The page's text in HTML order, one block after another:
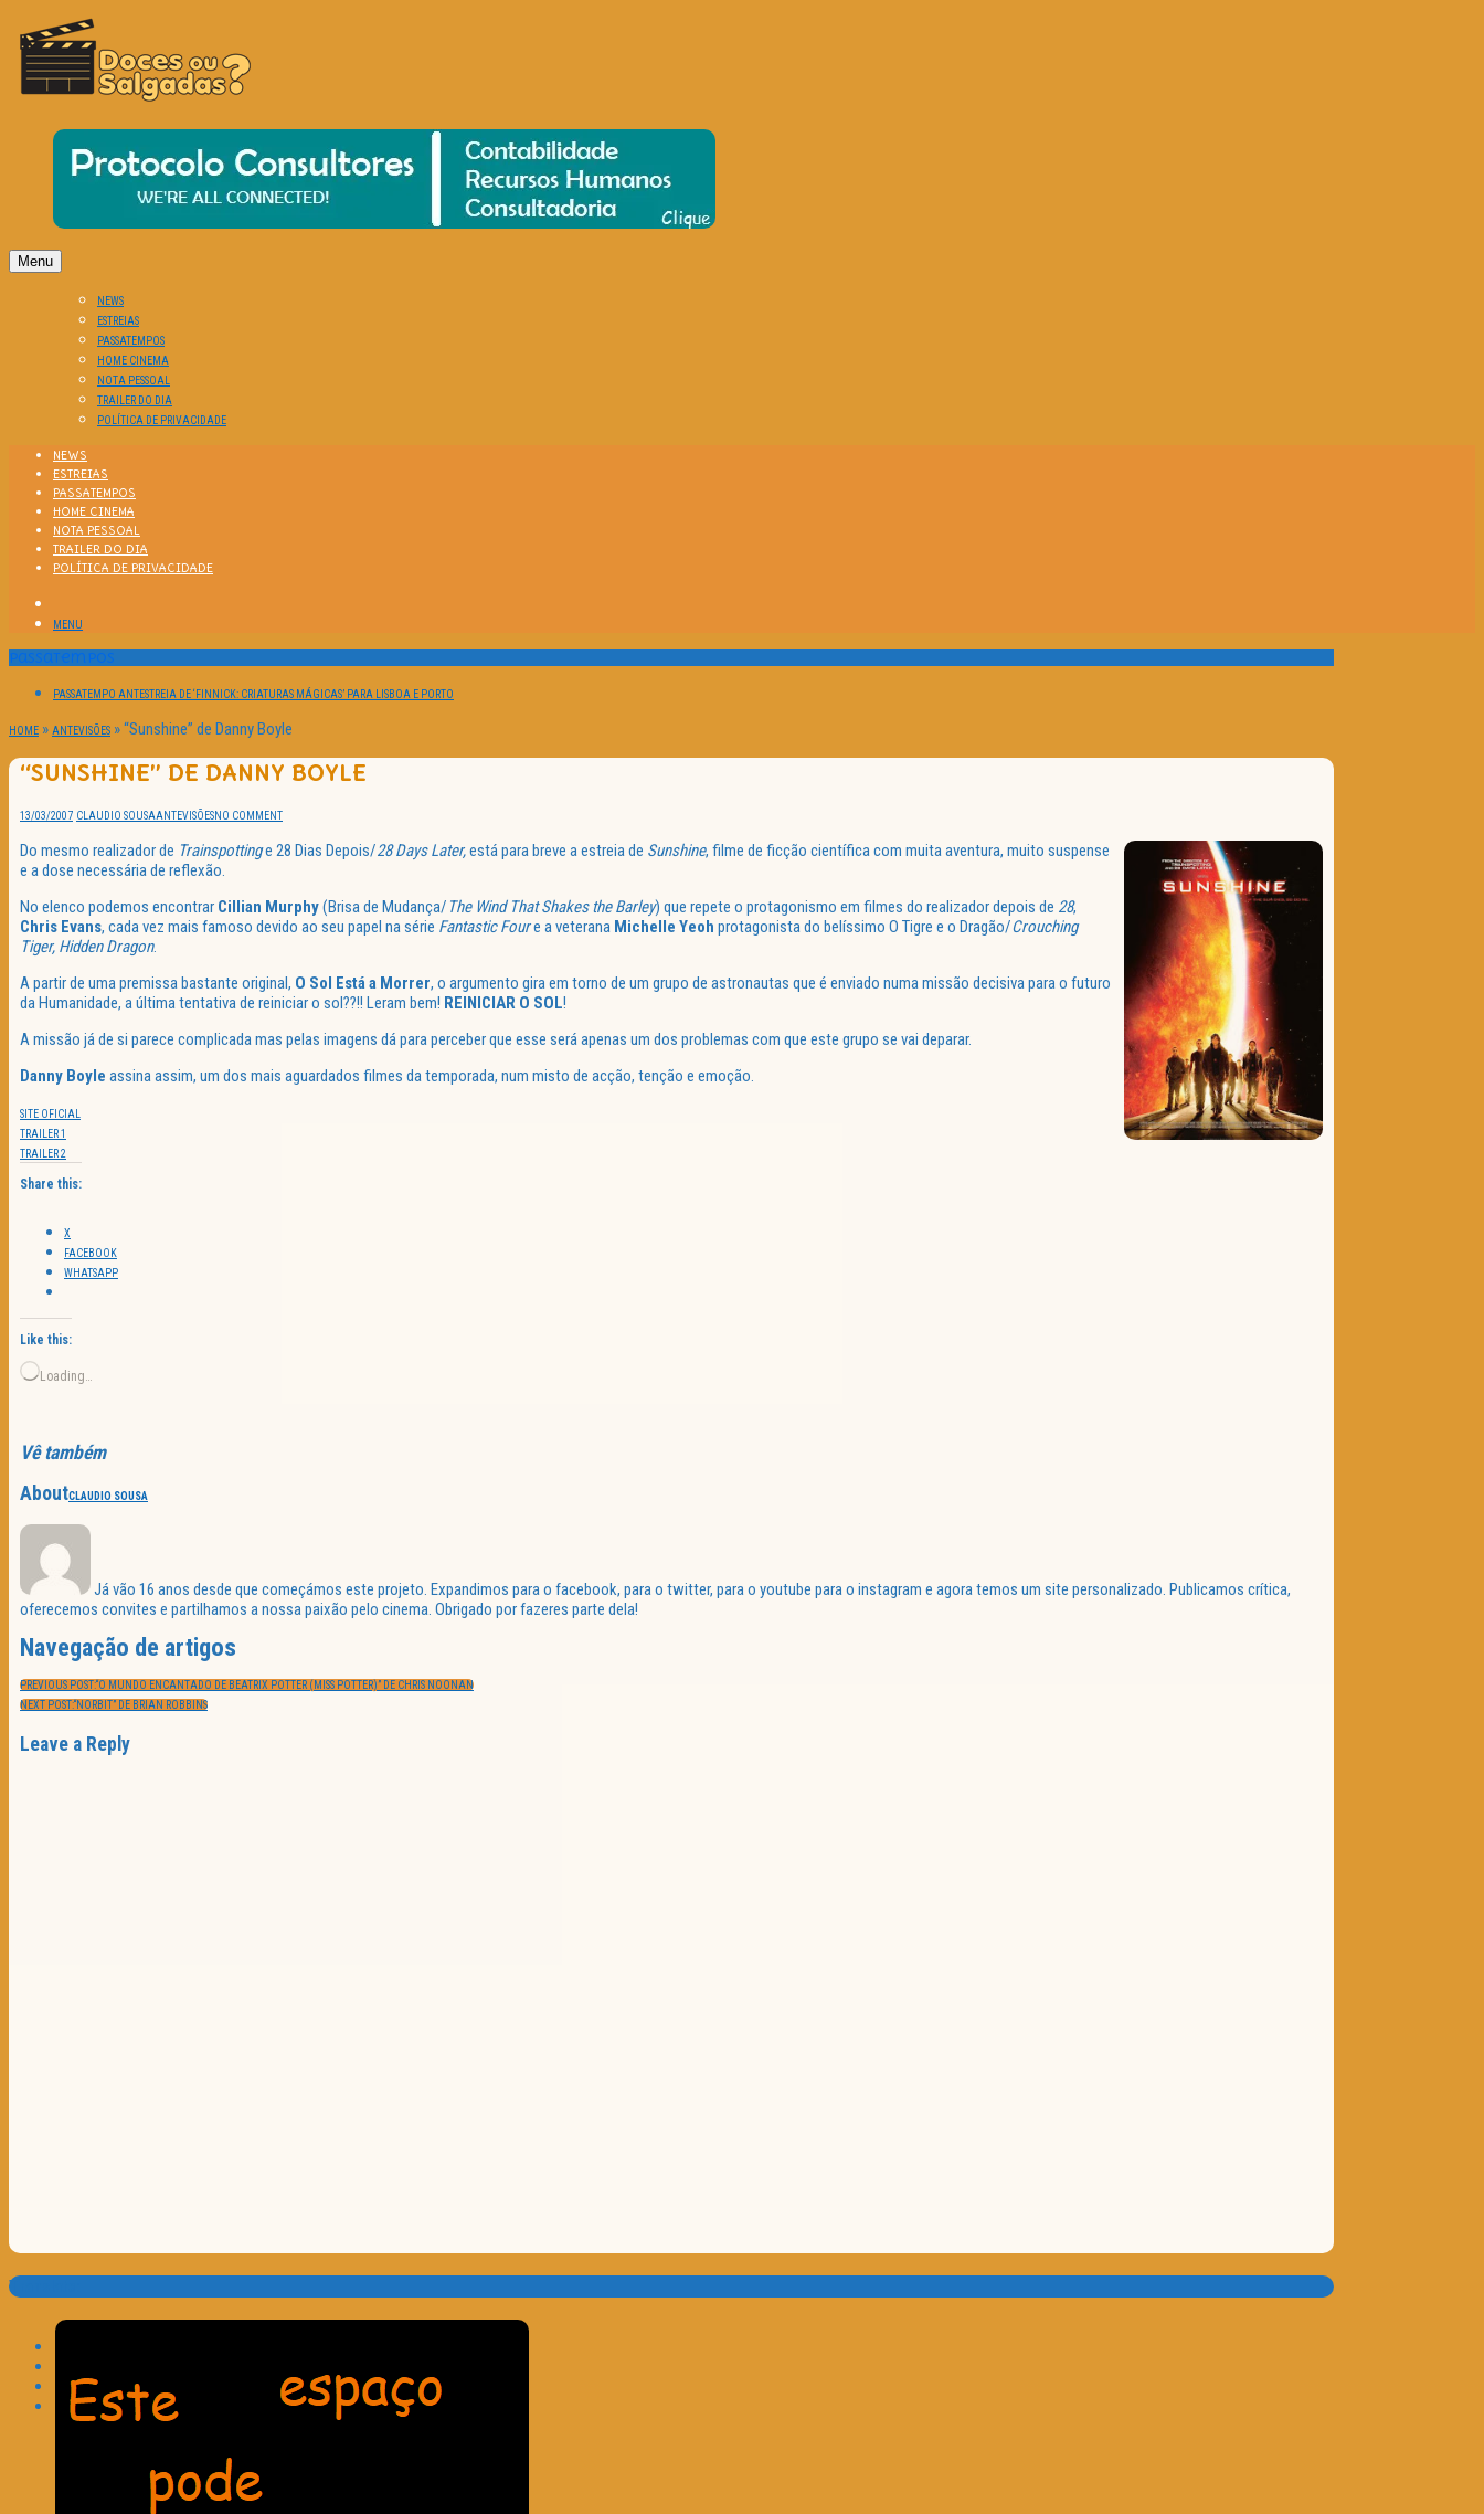
DOCES OU SALGADAS?
O Cinema? Uma Paixão!!
Menu
NEWS
ESTREIAS
PASSATEMPOS
HOME CINEMA
NOTA PESSOAL
TRAILER DO DIA
POLÍTICA DE PRIVACIDADE
NEWS
ESTREIAS
PASSATEMPOS
HOME CINEMA
NOTA PESSOAL
TRAILER DO DIA
POLÍTICA DE PRIVACIDADE
MENU
Passatempos
PASSATEMPO ANTESTREIA DE ‘FINNICK: CRIATURAS MÁGICAS’ PARA LISBOA E PORTO
HOME » ANTEVISÕES »“Sunshine” de Danny Boyle
“SUNSHINE” DE DANNY BOYLE
13/03/2007 CLAUDIO SOUSAANTEVISÕESNO COMMENT
Do mesmo realizador de Trainspottinge 28 Dias Depois/28 Days Later,está para breve a estreia de Sunshine, filme de ficção científica com muita aventura, muito suspense
e a dose necessária de reflexão.
No elenco podemos encontrar Cillian Murphy(Brisa de Mudança/ The Wind That Shakes the Barley) que repete o protagonismo em filmes do realizador depois de 28,
Chris Evans, cada vez mais famoso devido ao seu papel na série Fantastic Foure a veterana Michelle Yeoh protagonista do belíssimo O Tigre e o Dragão/Crouching
Tiger, Hidden Dragon.
A partir de uma premissa bastante original, O Sol Está a Morrer, o argumento gira em torno de um grupo de astronautas que é enviado numa missão decisiva para o futuro
da Humanidade, a última tentativa de reiniciar o sol??!! Leram bem! REINICIAR O SOL!
A missão já de si parece complicada mas pelas imagens dá para perceber que esse será apenas um dos problemas com que este grupo se vai deparar.
Danny Boyle assina assim, um dos mais aguardados filmes da temporada, num misto de acção, tenção e emoção.
SITE OFICIAL
TRAILER 1
TRAILER 2
Share this:
X
FACEBOOK
WHATSAPP
Like this:
Loading…
Vê também
AboutCLAUDIO SOUSA
Já vão 16 anos desde que começámos este projeto. Expandimos para o facebook, para o twitter, para o youtube para o instagram e agora temos um site personalizado. Publicamos crítica,
oferecemos convites e partilhamos a nossa paixão pelo cinema. Obrigado por fazeres parte dela!
Navegação de artigos
PREVIOUS POST:“O MUNDO ENCANTADO DE BEATRIX POTTER (MISS POTTER)” DE CHRIS NOONAN
NEXT POST:“NORBIT” DE BRIAN ROBBINS
Leave a Reply
Translate: